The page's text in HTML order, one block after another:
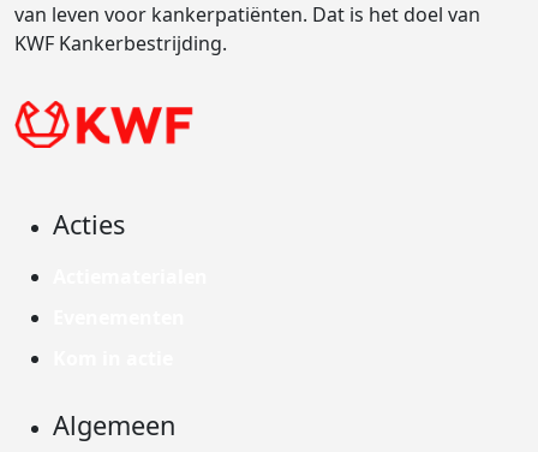
van leven voor kankerpatiënten. Dat is het doel van
KWF Kankerbestrijding.
Acties
Algemeen